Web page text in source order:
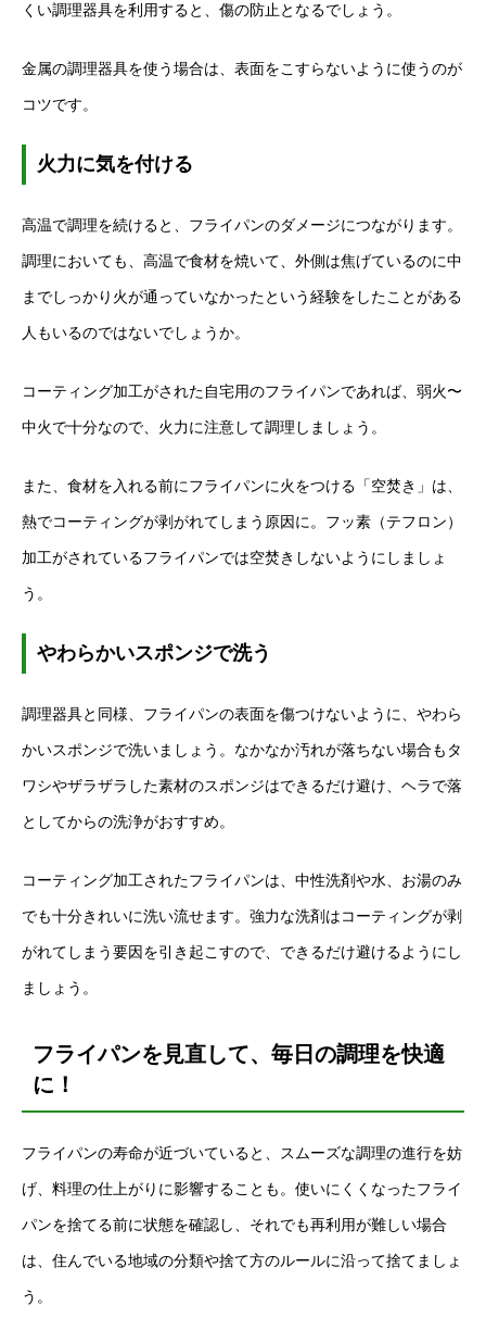
くい調理器具を利用すると、傷の防止となるでしょう。
金属の調理器具を使う場合は、表面をこすらないように使うのが
コツです。
火力に気を付ける
高温で調理を続けると、フライパンのダメージにつながります。
調理においても、高温で食材を焼いて、外側は焦げているのに中
までしっかり火が通っていなかったという経験をしたことがある
人もいるのではないでしょうか。
コーティング加工がされた自宅用のフライパンであれば、弱火〜
中火で十分なので、火力に注意して調理しましょう。
また、食材を入れる前にフライパンに火をつける「空焚き」は、
熱でコーティングが剥がれてしまう原因に。フッ素（テフロン）
加工がされているフライパンでは空焚きしないようにしましょ
う。
やわらかいスポンジで洗う
調理器具と同様、フライパンの表面を傷つけないように、やわら
かいスポンジで洗いましょう。なかなか汚れが落ちない場合もタ
ワシやザラザラした素材のスポンジはできるだけ避け、ヘラで落
としてからの洗浄がおすすめ。
コーティング加工されたフライパンは、中性洗剤や水、お湯のみ
でも十分きれいに洗い流せます。強力な洗剤はコーティングが剥
がれてしまう要因を引き起こすので、できるだけ避けるようにし
ましょう。
フライパンを見直して、毎日の調理を快適
に！
フライパンの寿命が近づいていると、スムーズな調理の進行を妨
げ、料理の仕上がりに影響することも。使いにくくなったフライ
パンを捨てる前に状態を確認し、それでも再利用が難しい場合
は、住んでいる地域の分類や捨て方のルールに沿って捨てましょ
う。